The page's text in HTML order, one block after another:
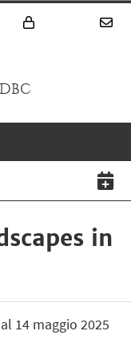
in
14 maggio 2025